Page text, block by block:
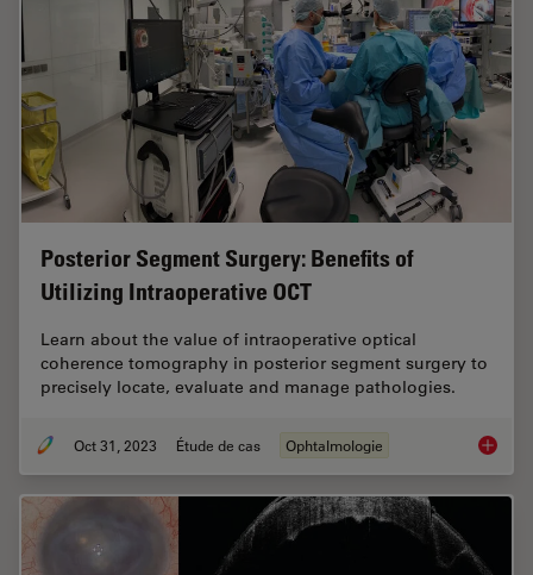
Posterior Segment Surgery: Benefits of
Utilizing Intraoperative OCT
Learn about the value of intraoperative optical
coherence tomography in posterior segment surgery to
precisely locate, evaluate and manage pathologies.
Oct 31, 2023 Étude de cas Ophtalmologie